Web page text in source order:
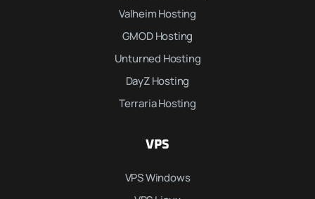
Valheim Hosting
GMOD Hosting
Unturned Hosting
DayZ Hosting
Terraria Hosting
VPS
VPS Windows